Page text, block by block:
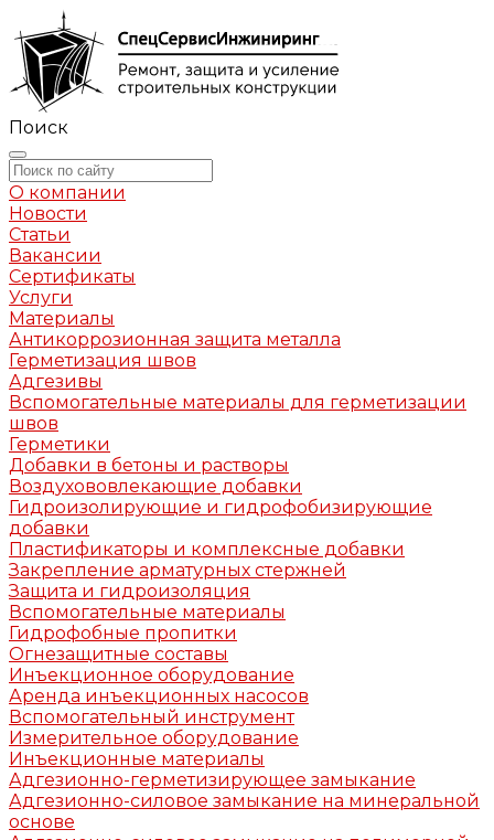
Поиск
О компании
Новости
Статьи
Вакансии
Сертификаты
Услуги
Материалы
Антикоррозионная защита металла
Герметизация швов
Адгезивы
Вспомогательные материалы для герметизации
швов
Герметики
Добавки в бетоны и растворы
Воздухововлекающие добавки
Гидроизолирующие и гидрофобизирующие
добавки
Пластификаторы и комплексные добавки
Закрепление арматурных стержней
Защита и гидроизоляция
Вспомогательные материалы
Гидрофобные пропитки
Огнезащитные составы
Инъекционное оборудование
Аренда инъекционных насосов
Вспомогательный инструмент
Измерительное оборудование
Инъекционные материалы
Адгезионно-герметизирующее замыкание
Адгезионно-силовое замыкание на минеральной
основе